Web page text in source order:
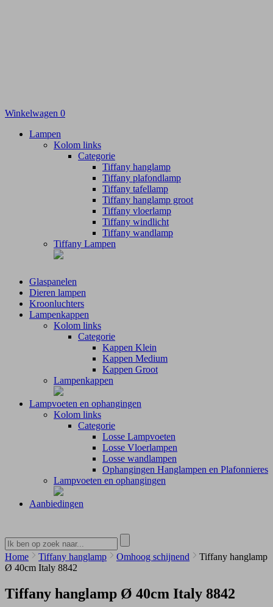
Winkelwagen 0
Lampen
Kolom links
Categorie
Tiffany hanglamp
Tiffany plafondlamp
Tiffany tafellamp
Tiffany hanglamp groot
Tiffany vloerlamp
Tiffany windlicht
Tiffany wandlamp
Tiffany Lampen
Glaspanelen
Dieren lampen
Kroonluchters
Lampenkappen
Kolom links
Categorie
Kappen Klein
Kappen Medium
Kappen Groot
Lampenkappen
Lampvoeten en ophangingen
Kolom links
Categorie
Losse Lampvoeten
Losse Vloerlampen
Losse wandlampen
Ophangingen Hanglampen en Plafonnieres
Lampvoeten en ophangingen
Aanbiedingen
Home Tiffany hanglamp Omhoog schijnend
Tiffany hanglamp
Ø 40cm Italy 8842
Tiffany hanglamp Ø 40cm Italy 8842